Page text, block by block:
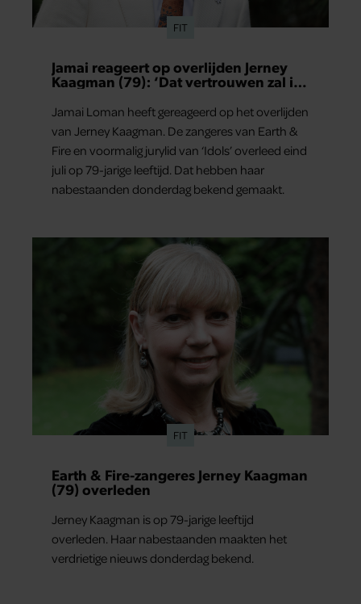
partners kunnen deze gegevens combineren met andere
informatie die u aan ze heeft verstrekt of die ze hebben
gaat akkoord met onze cookies als u onze website blijft
FIT
Jamai reageert op overlijden Jerney
Kaagman (79): ‘Dat vertrouwen zal ik
nooit vergeten’
Jamai Loman heeft gereageerd op het overlijden
van Jerney Kaagman. De zangeres van Earth &
Fire en voormalig jurylid van ‘Idols’ overleed eind
juli op 79-jarige leeftijd. Dat hebben haar
nabestaanden donderdag bekend gemaakt.
FIT
Earth & Fire-zangeres Jerney Kaagman
(79) overleden
Jerney Kaagman is op 79-jarige leeftijd
overleden. Haar nabestaanden maakten het
verdrietige nieuws donderdag bekend.